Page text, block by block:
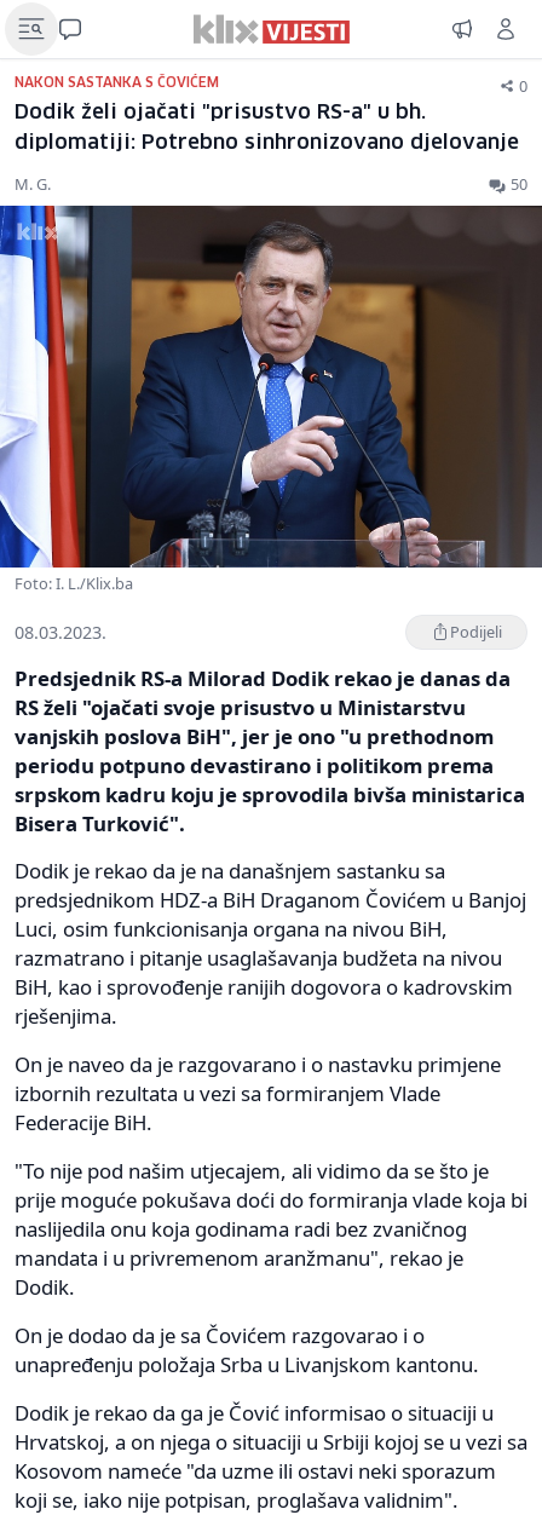
NAKON SASTANKA S ČOVIĆEM 0
Dodik želi ojačati "prisustvo RS-a" u bh.
diplomatiji: Potrebno sinhronizovano djelovanje
M. G. 50
Foto: I. L./Klix.ba
08.03.2023. Podijeli
Predsjednik RS-a Milorad Dodik rekao je danas da
RS želi "ojačati svoje prisustvo u Ministarstvu
vanjskih poslova BiH", jer je ono "u prethodnom
periodu potpuno devastirano i politikom prema
srpskom kadru koju je sprovodila bivša ministarica
Bisera Turković".
Dodik je rekao da je na današnjem sastanku sa
predsjednikom HDZ-a BiH Draganom Čovićem u Banjoj
Luci, osim funkcionisanja organa na nivou BiH,
razmatrano i pitanje usaglašavanja budžeta na nivou
BiH, kao i sprovođenje ranijih dogovora o kadrovskim
rješenjima.
On je naveo da je razgovarano i o nastavku primjene
izbornih rezultata u vezi sa formiranjem Vlade
Federacije BiH.
"To nije pod našim utjecajem, ali vidimo da se što je
prije moguće pokušava doći do formiranja vlade koja bi
naslijedila onu koja godinama radi bez zvaničnog
mandata i u privremenom aranžmanu", rekao je
Dodik.
On je dodao da je sa Čovićem razgovarao i o
unapređenju položaja Srba u Livanjskom kantonu.
Dodik je rekao da ga je Čović informisao o situaciji u
Hrvatskoj, a on njega o situaciji u Srbiji kojoj se u vezi sa
Kosovom nameće "da uzme ili ostavi neki sporazum
koji se, iako nije potpisan, proglašava validnim".